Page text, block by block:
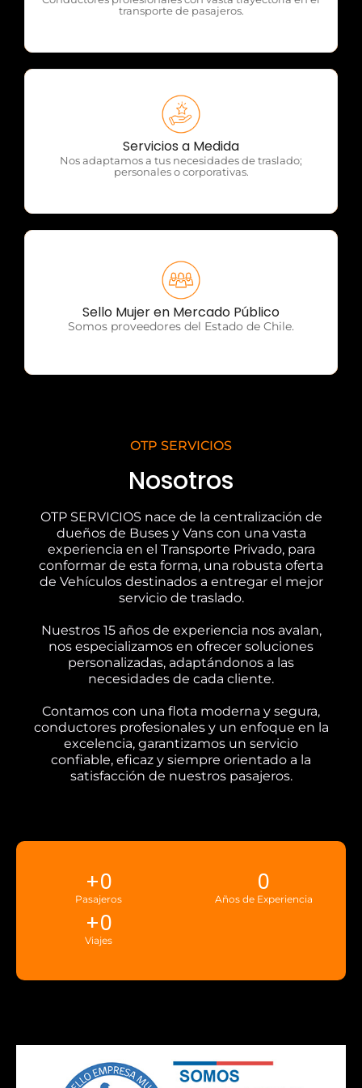
transporte de pasajeros.
Servicios a Medida
Nos adaptamos a tus necesidades de traslado;
personales o corporativas.
OTP Servicios
Sello Mujer en Mercado Público
Somos proveedores del Estado de Chile.
OTP Servicios
OTP SERVICIOS
Nosotros
OTP SERVICIOS nace de la centralización de
dueños de Buses y Vans con una vasta
experiencia en el Transporte Privado, para
conformar de esta forma, una robusta oferta
de Vehículos destinados a entregar el mejor
servicio de traslado.
Nuestros 15 años de experiencia nos avalan,
nos especializamos en ofrecer soluciones
personalizadas, adaptándonos a las
necesidades de cada cliente.
Contamos con una flota moderna y segura,
conductores profesionales y un enfoque en la
excelencia, garantizamos un servicio
confiable, eficaz y siempre orientado a la
satisfacción de nuestros pasajeros.
Pasajeros
+0
Años de Experiencia
0
Viajes
+0